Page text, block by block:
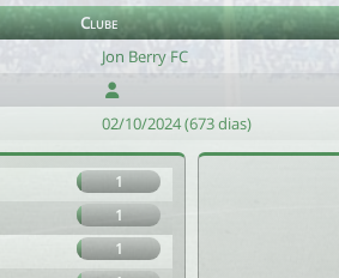
Clube
Jon Berry FC
02/10/2024 (673 dias)
1
1
1